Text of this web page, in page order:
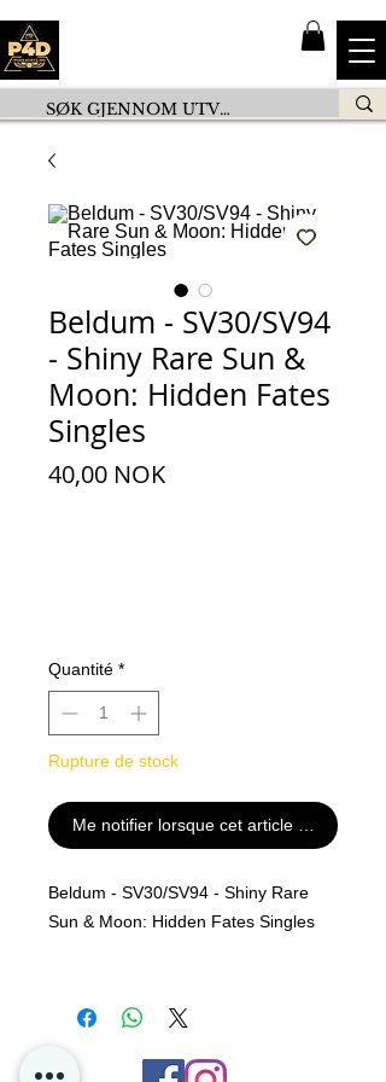
Beldum - SV30/SV94
- Shiny Rare Sun &
Moon: Hidden Fates
Singles
40,00 NOKPrix
Quantité *
Rupture de stock
Me notifier lorsque cet article est
Beldum - SV30/SV94 - Shiny Rare
Sun & Moon: Hidden Fates Singles
RarityShiny Rare